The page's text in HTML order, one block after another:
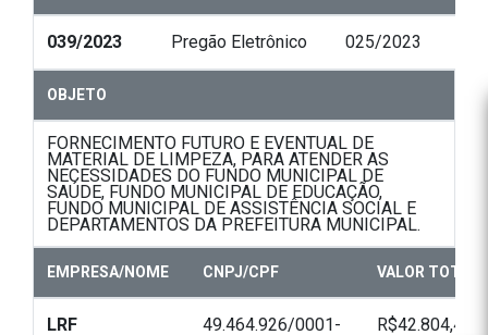
039/2023 Pregão Eletrônico 025/2023
OBJETO
FORNECIMENTO FUTURO E EVENTUAL DE
MATERIAL DE LIMPEZA, PARA ATENDER AS
NECESSIDADES DO FUNDO MUNICIPAL DE
SAÚDE, FUNDO MUNICIPAL DE EDUCAÇÃO,
FUNDO MUNICIPAL DE ASSISTÊNCIA SOCIAL E
DEPARTAMENTOS DA PREFEITURA MUNICIPAL.
EMPRESA/NOME CNPJ/CPF VALOR TOTAL
LRF
49.464.926/0001-
R$42.804,40